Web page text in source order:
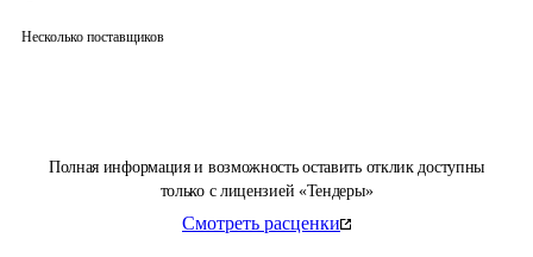
Полная информация и возможность оставить отклик доступны
только с лицензией «Тендеры»
Смотреть расценки
Несколько поставщиков